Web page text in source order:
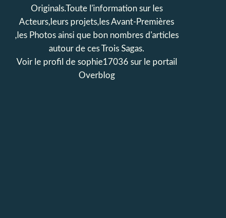
Originals.Toute l'information sur les
Acteurs,leurs projets,les Avant-Premières
,les Photos ainsi que bon nombres d'articles
autour de ces Trois Sagas.
Voir le profil de sophie17036 sur le portail
Overblog